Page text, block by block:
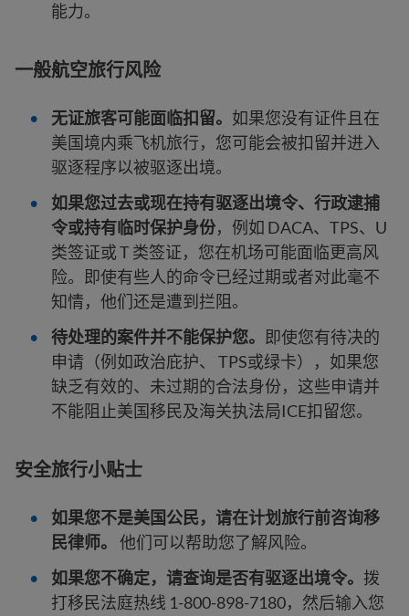
能力。
一般航空旅行风险
无证旅客可能面临扣留。 如果您没有证件且在
美国境内乘飞机旅行，您可能会被扣留并进入
驱逐程序以被驱逐出境。
如果您过去或现在持有驱逐出境令、行政逮捕
令或持有临时保护身份，例如 DACA、TPS、U
类签证或 T 类签证，您在机场可能面临更高风
险。即使有些人的命令已经过期或者对此毫不
知情，他们还是遭到拦阻。
待处理的案件并不能保护您。
即使您有待决的
申请（例如政治庇护、 TPS或绿卡），如果您
缺乏有效的、未过期的合法身份，这些申请并
不能阻止美国移民及海关执法局ICE扣留您。
安全旅行小贴士
如果您不是美国公民，请在计划旅行前咨询移
民律师。 他们可以帮助您了解风险。
如果您不确定，请查询是否有驱逐出境令。 拨
打移民法庭热线 1-800-898-7180，然后输入您